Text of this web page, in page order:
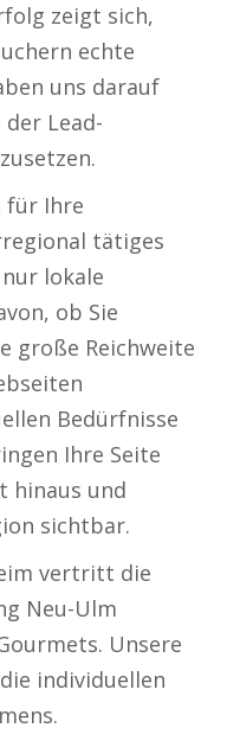
zeigt sich,
echte
uns darauf
Lead-
für Ihre
tätiges
lokale
ob Sie
große Reichweite
Bedürfnisse
Ihre Seite
hinaus und
sichtbar.
vertritt die
Neu-Ulm
Unsere
individuellen